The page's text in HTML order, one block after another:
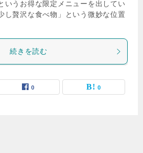
いうお得な限定メニューを出してい
し贅沢な食べ物」という微妙な位置
続きを読む
0 0